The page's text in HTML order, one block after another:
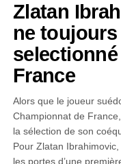
Zlatan
ne
France
Alors que le joueur
Championnat de
la sélection de son
Pour Zlatan
les portes d’une